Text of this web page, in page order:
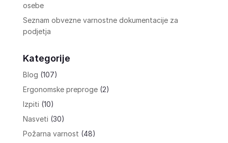
osebe
Seznam obvezne varnostne dokumentacije za
podjetja
Kategorije
Blog (107)
Ergonomske preproge(2)
Izpiti (10)
Nasveti (30)
Požarna varnost (48)